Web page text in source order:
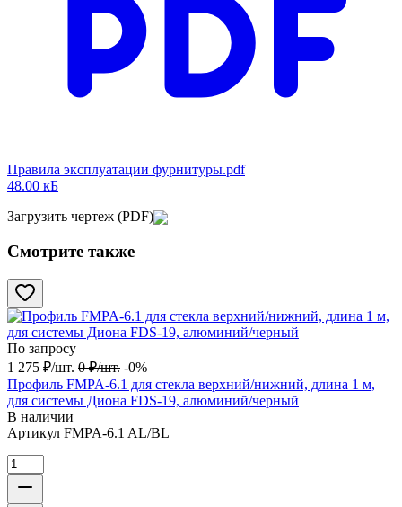
Правила эксплуатации фурнитуры.pdf
48.00 кБ
Загрузить чертеж (PDF)
Смотрите также
По запросу
1 275 ₽/шт. 0 ₽/шт. -0%
Профиль FMPA-6.1 для стекла верхний/нижний, длина 1 м,
для системы Диона FDS-19, алюминий/черный
В наличии
Артикул FMPA-6.1 AL/BL